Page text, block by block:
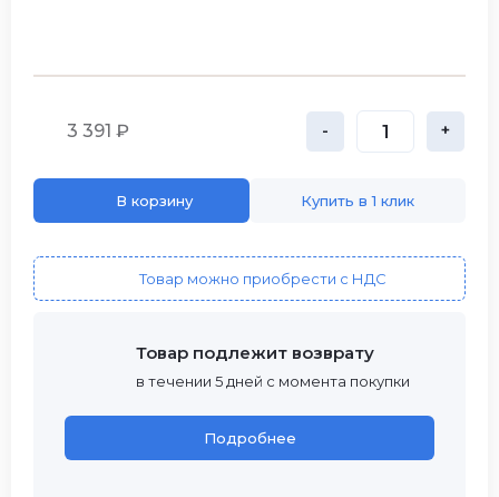
3 391 ₽ - +
В корзину Купить в 1 клик
Товар можно приобрести с НДС
Товар подлежит возврату
в течении 5 дней с момента покупки
Подробнее